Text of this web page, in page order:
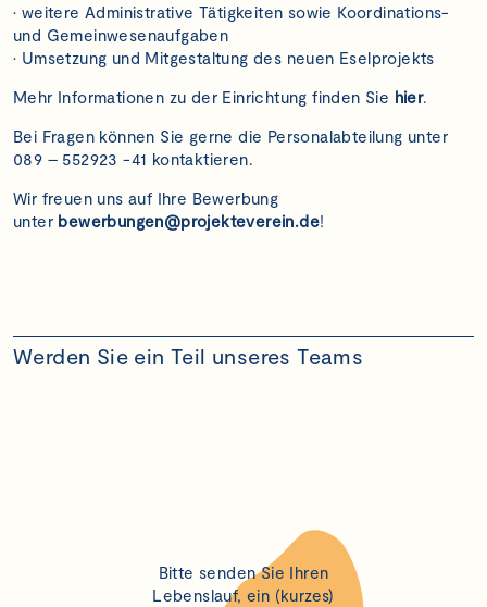
• weitere Administrative Tätigkeiten sowie Koordinations-
und Gemeinwesenaufgaben
• Umsetzung und Mitgestaltung des neuen Eselprojekts
Mehr Informationen zu der Einrichtung finden Sie hier.
Bei Fragen können Sie gerne die Personalabteilung unter
089 – 552923 -41 kontaktieren.
Wir freuen uns auf Ihre Bewerbung
unter bewerbungen@projekteverein.de!
Werden Sie ein Teil unseres Teams
Bitte senden Sie Ihren
Lebenslauf, ein (kurzes)